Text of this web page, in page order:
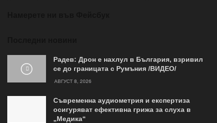
Радев: Дрон е нахлул в България, взривил
се до границата с Румъния /ВИДЕО/
АВГУСТ 8, 2026
Съвременна аудиометрия и експертиза
осигуряват ефективна грижа за слуха в
„Медика“